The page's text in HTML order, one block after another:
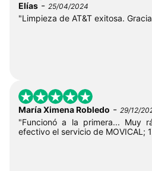
Elías - 25/04/2024
"Limpieza de AT&T exitosa.
María Ximena Robledo - 29/12/
"Funcionó a la primera... Muy
efectivo el servicio de MOVICAL;